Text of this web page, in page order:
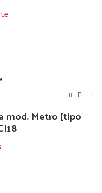
mod. Metro [tipo